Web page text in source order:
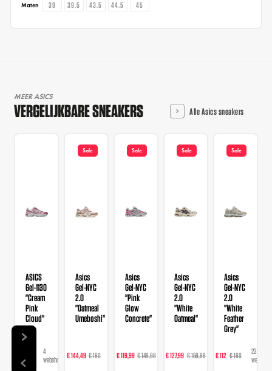
Maten 39 39.5 43.5 44.5 45
MEER ASICS
VERGELIJKBARE SNEAKERS Alle Asics sneakers
ASICS
Gel-1130
"Cream
Pink
Cloud"
4
webshops
Sale
Asics
Gel-NYC
2.0
"Oatmeal
Umeboshi"
€ 144,49 € 160
webshops
Sale
Asics
Gel-NYC
"Pink
Glow
Concrete"
€ 119,99 € 149,99
15
webshops
Sale
Asics
Gel-NYC
2.0
"White
Oatmeal"
€ 127,99 € 159,99
21
webshops
Sale
Asics
Gel-NYC
2.0
"White
Feather
Grey"
€ 112 € 160
23
webshops